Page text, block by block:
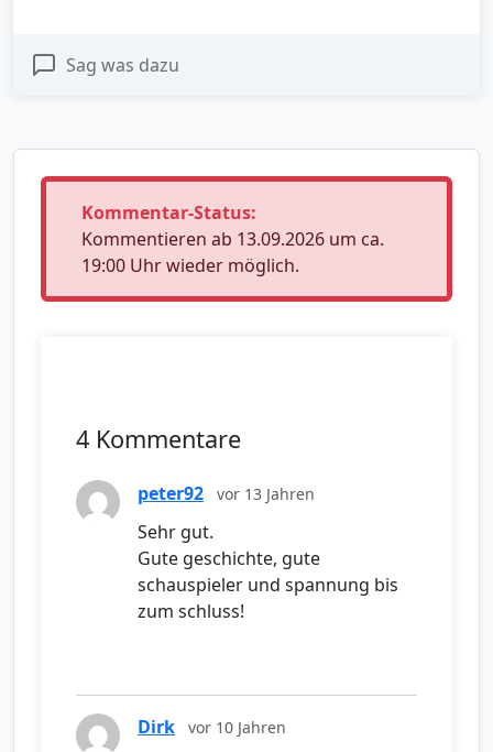
Sag was dazu
Kommentar-Status:
Kommentieren ab 13.09.2026 um ca.
19:00 Uhr wieder möglich.
4 Kommentare
peter92 vor 13 Jahren
Sehr gut.
Gute geschichte, gute
schauspieler und spannung bis
zum schluss!
Dirk vor 10 Jahren